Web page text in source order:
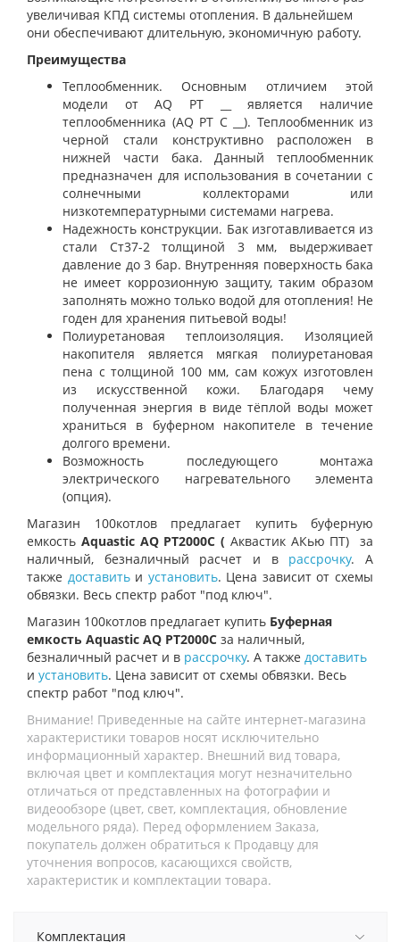
увеличивая КПД системы отопления. В дальнейшем
они обеспечивают длительную, экономичную работу.
Преимущества
Теплообменник. Основным отличием этой
модели от AQ PT __ является наличие
теплообменника (AQ PT C __). Теплообменник из
черной стали конструктивно расположен в
нижней части бака. Данный теплообменник
предназначен для использования в сочетании с
солнечными коллекторами или
низкотемпературными системами нагрева.
Надежность конструкции. Бак изготавливается из
стали Ст37-2 толщиной 3 мм, выдерживает
давление до 3 бар. Внутренняя поверхность бака
не имеет коррозионную защиту, таким образом
заполнять можно только водой для отопления! Не
годен для хранения питьевой воды!
Полиуретановая теплоизоляция. Изоляцией
накопителя является мягкая полиуретановая
пена с толщиной 100 мм, сам кожух изготовлен
из искусственной кожи. Благодаря чему
полученная энергия в виде тёплой воды может
храниться в буферном накопителе в течение
долгого времени.
Возможность последующего монтажа
электрического нагревательного элемента
(опция).
Магазин 100котлов предлагает купить буферную
емкость Aquastic AQ PT2000С ( Аквастик АКью ПТ)
за
наличный, безналичный расчет и врассрочку. А
также доставить и установить. Цена зависит от схемы
обвязки. Весь спектр работ "под ключ".
Магазин 100котлов предлагает купить Буферная
емкость Aquastic AQ PT2000C за наличный,
безналичный расчет и в рассрочку. А также доставить
и установить. Цена зависит от схемы обвязки. Весь
спектр работ "под ключ".
Внимание! Приведенные на сайте интернет-магазина
характеристики товаров носят исключительно
информационный характер. Внешний вид товара,
включая цвет и комплектация могут незначительно
отличаться от представленных на фотографии и
видеообзоре (цвет, свет, комплектация, обновление
модельного ряда). Перед оформлением Заказа,
покупатель должен обратиться к Продавцу для
уточнения вопросов, касающихся свойств,
характеристик и комплектации товара.
Комплектация